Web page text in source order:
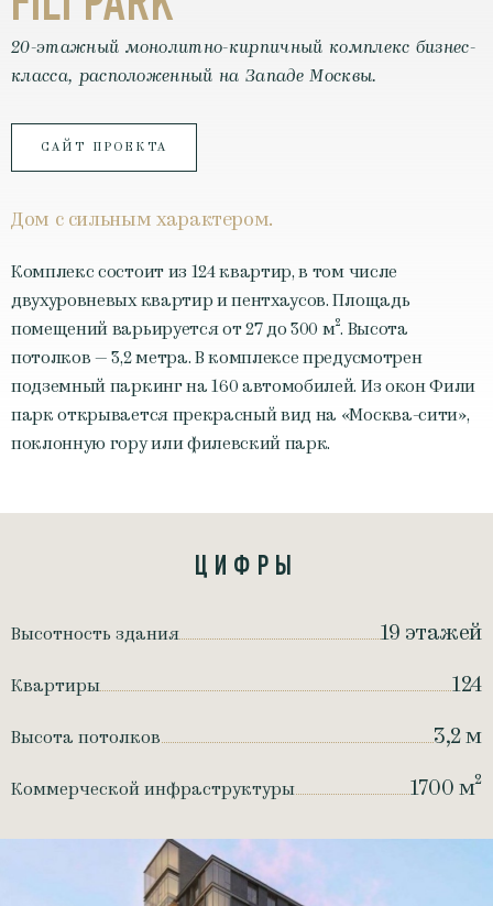
20-этажный монолитно-кирпичный комплекс бизнес-
класса, расположенный на Западе Москвы.
САЙТ ПРОЕКТА
Дом с сильным характером.
Комплекс состоит из 124 квартир, в том числе
двухуровневых квартир и пентхаусов. Площадь
помещений варьируется от 27 до 300 м². Высота
потолков — 3,2 метра. В комплексе предусмотрен
подземный паркинг на 160 автомобилей. Из окон Фили
парк открывается прекрасный вид на «Москва-сити»,
поклонную гору или филевский парк.
ЦИФРЫ
Высотность здания 19 этажей
Квартиры 124
Высота потолков 3,2 м
Коммерческой инфраструктуры 1700 м²